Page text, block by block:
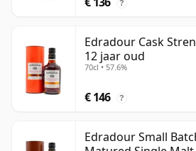
?
Edradour Cask
12 jaar oud
70cl • 57.6%
€ 146 ?
Edradour Small